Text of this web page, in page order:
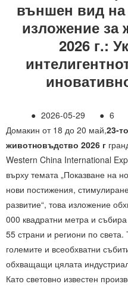
външен вид на
изложение за
2026 г.:
● 2026-05-29 ● 6
Домакин от 18 до 20 май,23-
животновъдство 2026 г
Western China International
върху темата „Показване на
нови постижения,
развитие“, това изложение
000 квадратни метра и
55 страни и региони по
големите и всеобхватни
обхващащи цялата
Като световно известен